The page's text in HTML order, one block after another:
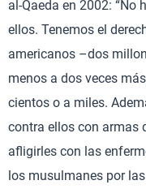
al-Qaeda en 2002: “No
ellos. Tenemos el
americanos –dos
menos a dos veces
cientos o a miles.
contra ellos con armas
afligirles con las
los musulmanes por